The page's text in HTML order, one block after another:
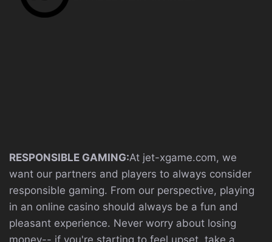
RESPONSIBLE GAMING:At jet-xgame.com, we
want our partners and players to always consider
responsible gaming. From our perspective, playing
in an online casino should always be a fun and
pleasant experience. Never worry about losing
money-- if you're starting to feel upset, take a